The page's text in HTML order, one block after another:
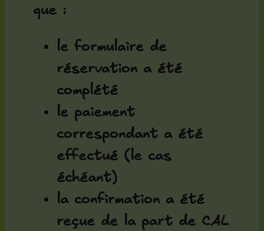
que :
le formulaire de
réservation a été
complété
le paiement
correspondant a été
effectué (le cas
échéant)
la confirmation a été
reçue de la part de CAL